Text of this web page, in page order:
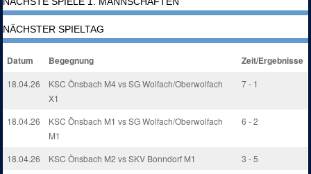
NÄCHSTER SPIELTAG
Datum Begegnung Zeit/Ergebnisse
18.04.26
KSC Önsbach M4 vs SG Wolfach/Oberwolfach
X1
7 - 1
18.04.26
KSC Önsbach M1 vs SG Wolfach/Oberwolfach
M1
6 - 2
18.04.26 KSC Önsbach M2 vs SKV Bonndorf M1
3 - 5